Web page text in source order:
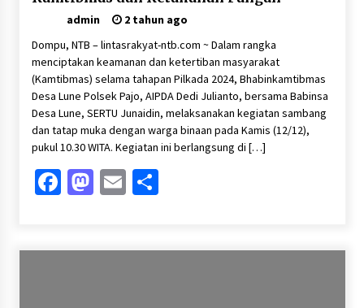
admin
2 tahun ago
Dompu, NTB – lintasrakyat-ntb.com ~ Dalam rangka
menciptakan keamanan dan ketertiban masyarakat
(Kamtibmas) selama tahapan Pilkada 2024, Bhabinkamtibmas
Desa Lune Polsek Pajo, AIPDA Dedi Julianto, bersama Babinsa
Desa Lune, SERTU Junaidin, melaksanakan kegiatan sambang
dan tatap muka dengan warga binaan pada Kamis (12/12),
pukul 10.30 WITA. Kegiatan ini berlangsung di […]
Facebook
Mastodon
EmailShare